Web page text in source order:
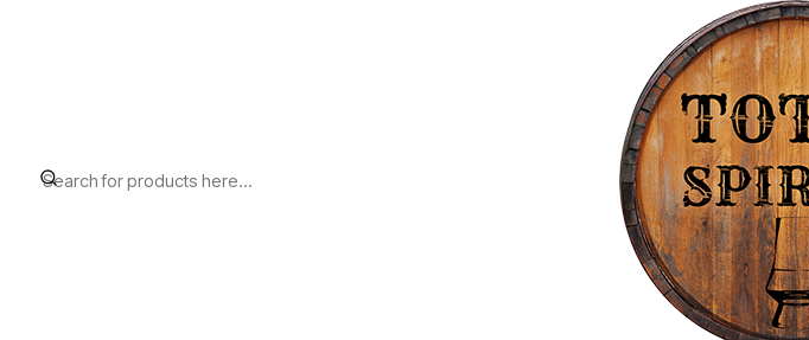
Todos los productos estan en
Aberlour 12 Double Cask Matured (40%vol. 700ml)